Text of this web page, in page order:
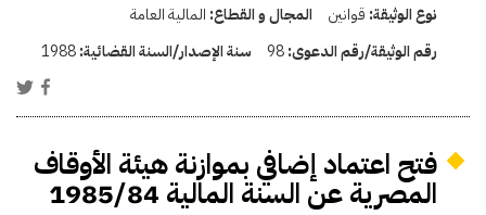
نوع الوثيقة: قوانين المجال و القطاع: المالية العامة
رقم الوثيقة/رقم الدعوى:98 سنة الإصدار/السنة القضائية:1988
فتح اعتماد إضافي بموازنة هيئة الأوقاف
المصرية عن السنة المالية 1985/84